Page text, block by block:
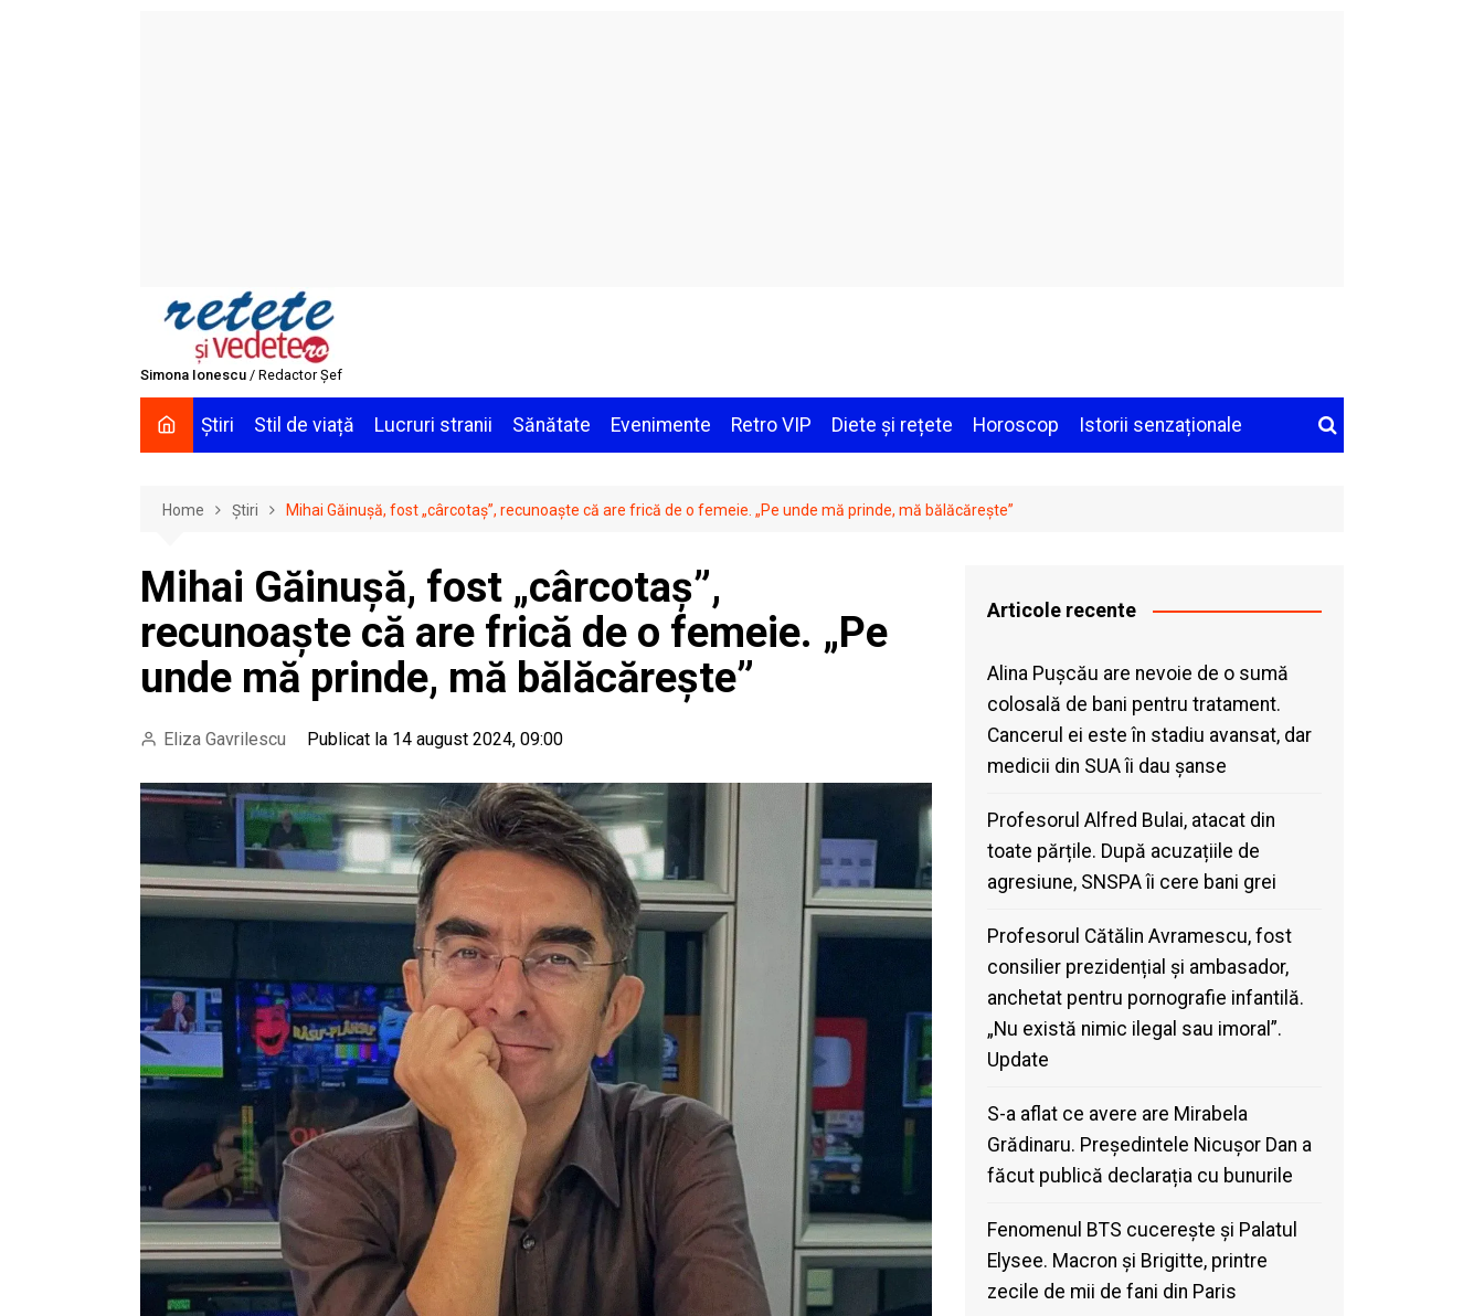
Simona Ionescu / Redactor Șef
Știri Stil de viață Lucruri stranii Sănătate Evenimente Retro VIP Diete și rețete Horoscop Istorii senzaționale
Home Știri Mihai Găinușă, fost „cârcotaș”, recunoaște că are frică de o femeie. „Pe unde mă prinde, mă bălăcărește”
Mihai Găinușă, fost „cârcotaș”,
recunoaște că are frică de o femeie. „Pe
unde mă prinde, mă bălăcărește”
Eliza Gavrilescu Publicat la 14 august 2024, 09:00
Articole recente
Alina Pușcău are nevoie de o sumă
colosală de bani pentru tratament.
Cancerul ei este în stadiu avansat, dar
medicii din SUA îi dau șanse
Profesorul Alfred Bulai, atacat din
toate părțile. După acuzațiile de
agresiune, SNSPA îi cere bani grei
Profesorul Cătălin Avramescu, fost
consilier prezidențial și ambasador,
anchetat pentru pornografie infantilă.
„Nu există nimic ilegal sau imoral”.
Update
S-a aflat ce avere are Mirabela
Grădinaru. Președintele Nicușor Dan a
făcut publică declarația cu bunurile
Fenomenul BTS cucerește și Palatul
Elysee. Macron și Brigitte, printre
zecile de mii de fani din Paris